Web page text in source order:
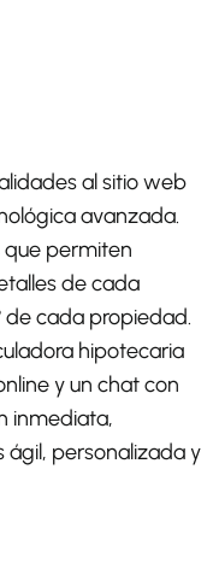
al sitio web
avanzada.
que permiten
de cada
de cada propiedad.
hipotecaria
y un chat con
inmediata,
ágil, personalizada y